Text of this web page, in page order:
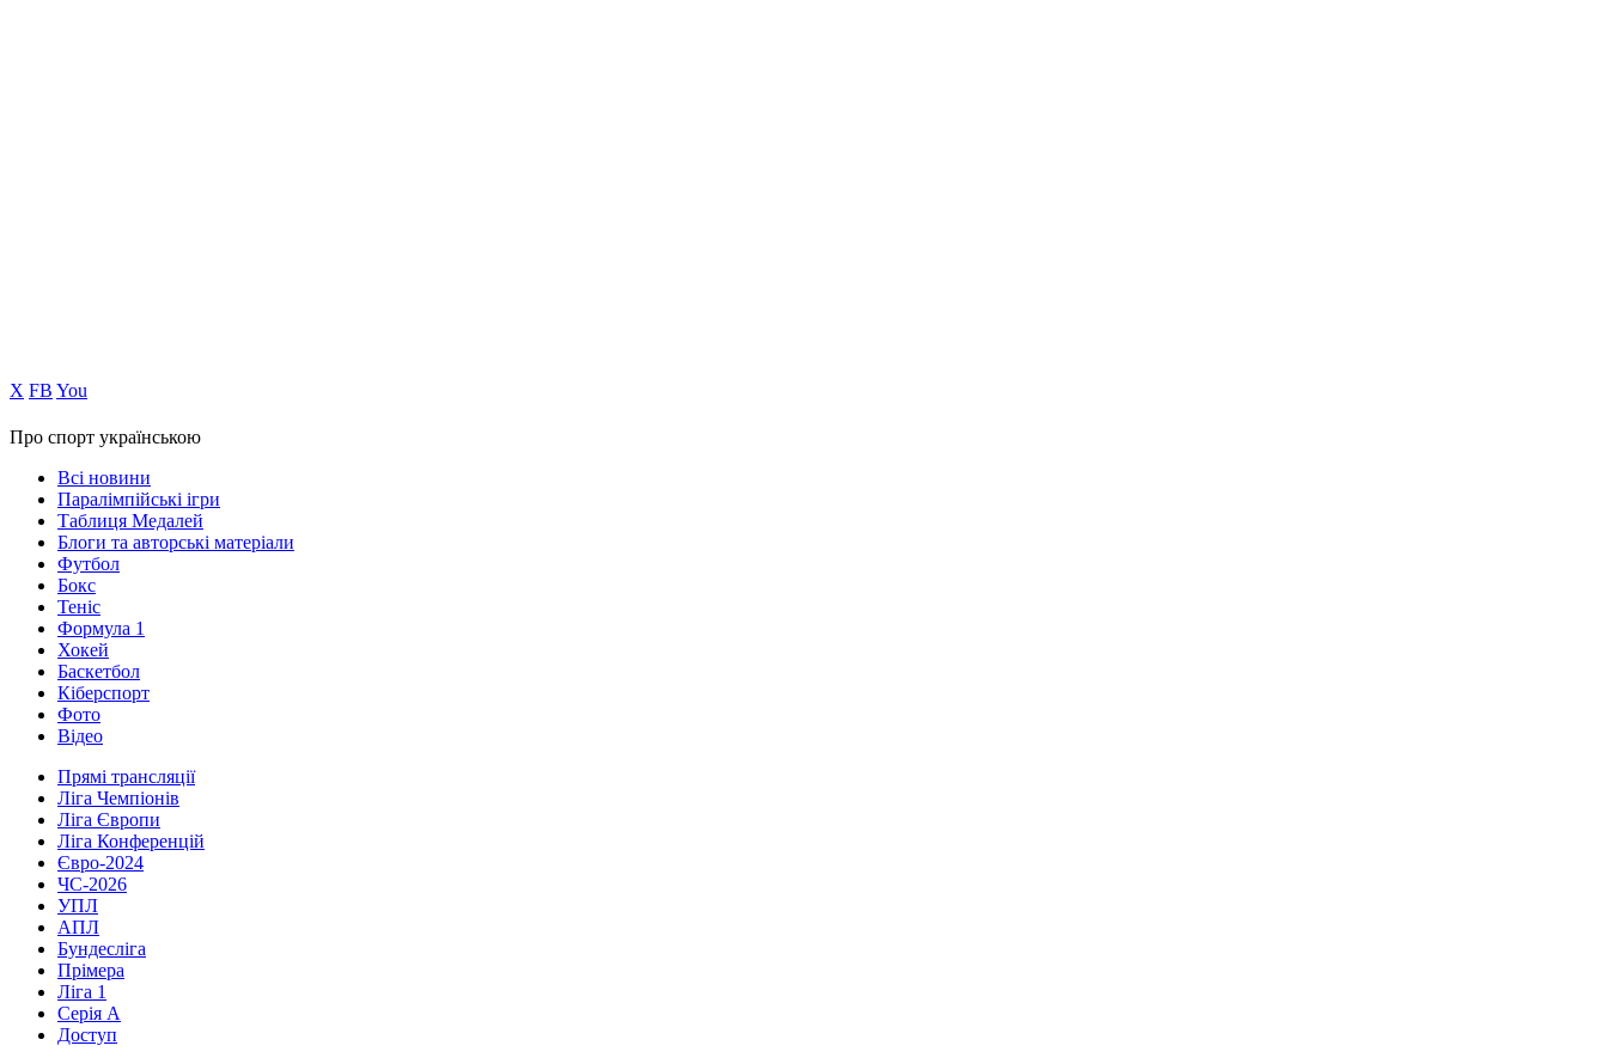
Х FB You
Про спорт українською
Всі новини
Паралімпійські ігри
Таблиця Медалей
Блоги та авторські матеріали
Футбол
Бокс
Теніс
Формула 1
Хокей
Баскетбол
Кіберспорт
Фото
Відео
Прямі трансляції
Ліга Чемпіонів
Ліга Європи
Ліга Конференцій
Євро-2024
ЧС-2026
УПЛ
АПЛ
Бундесліга
Прімера
Ліга 1
Серія А
Доступ